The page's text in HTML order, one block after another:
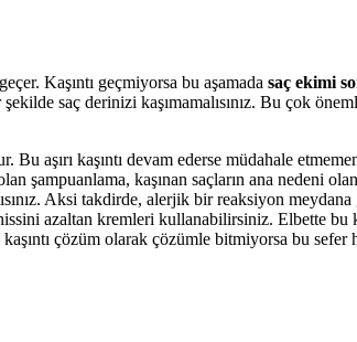
Kaşıntı geçmiyorsa bu aşamada saç ekimi
saç derinizi kaşımamalısınız. Bu çok
Bu aşırı kaşıntı devam ederse müdahale
şampuanlama, kaşınan saçların ana nedeni
Aksi takdirde, alerjik bir reaksiyon
azaltan kremleri kullanabilirsiniz. Elbette
kaşıntı çözüm olarak çözümle bitmiyorsa bu